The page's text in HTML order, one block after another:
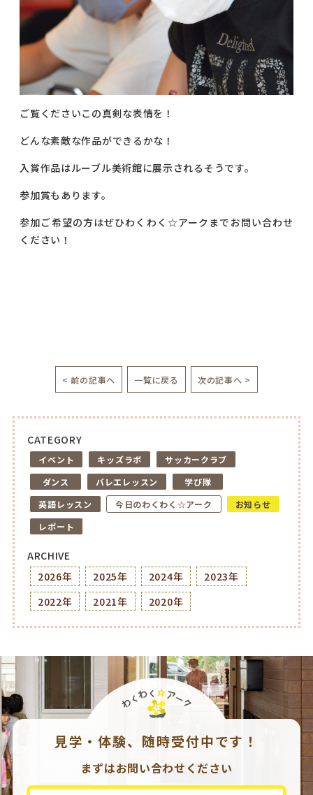
ご覧くださいこの真剣な表情を！
どんな素敵な作品ができるかな！
入賞作品はルーブル美術館に展示されるそうです。
参加賞もあります。
参加ご希望の方はぜひわくわく☆アークまでお問い合わせ
ください！
< 前の記事へ 一覧に戻る 次の記事へ >
CATEGORY
イベント キッズラボ
サッカークラブ
ダンス
バレエレッスン
学び隊
英語レッスン
今日のわくわく☆アーク
お知らせ
レポート
ARCHIVE
2026年
2025年 2024年
2023年
2022年
2021年 2020年
見学・体験、随時受付中です！
まずはお問い合わせください